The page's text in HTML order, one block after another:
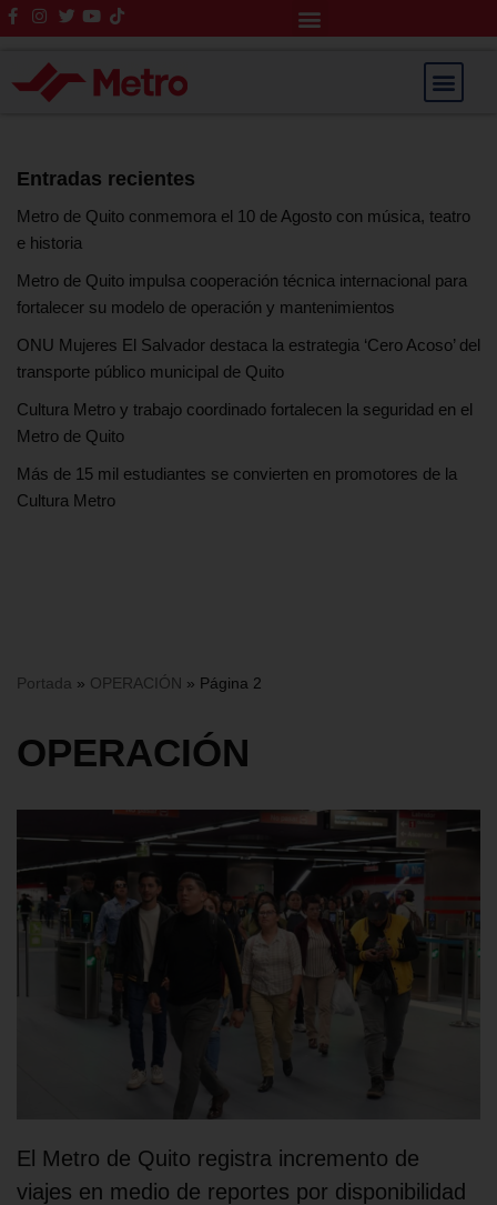
Saltar
al
Entradas recientes
Metro de Quito conmemora el 10 de Agosto con música, teatro
e historia
Metro de Quito impulsa cooperación técnica internacional para
fortalecer su modelo de operación y mantenimientos
ONU Mujeres El Salvador destaca la estrategia ‘Cero Acoso’ del
transporte público municipal de Quito
Cultura Metro y trabajo coordinado fortalecen la seguridad en el
Metro de Quito
Más de 15 mil estudiantes se convierten en promotores de la
Cultura Metro
Portada » OPERACIÓN » Página 2
OPERACIÓN
El Metro de Quito registra incremento de
viajes en medio de reportes por disponibilidad